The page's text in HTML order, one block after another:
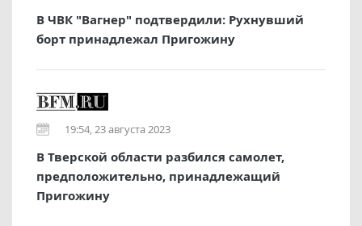
В ЧВК "Вагнер" подтвердили: Рухнувший
борт принадлежал Пригожину
19:54, 23 августа 2023
В Тверской области разбился самолет,
предположительно, принадлежащий
Пригожину